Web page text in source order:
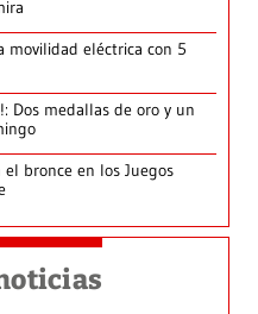
movilidad eléctrica con 5
Dos medallas de oro y un
bronce en los Juegos